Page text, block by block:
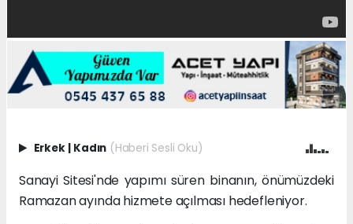
Erkek Kadın (Haberi Sesli Oku)
Sanayi Sitesi'nde yapımı süren binanın, önümüzdeki
Ramazan ayında hizmete açılması hedefleniyor.